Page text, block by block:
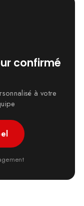
confirmé
à votre